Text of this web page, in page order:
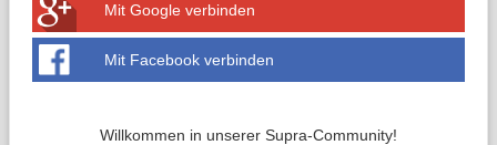
Mit Google verbinden
Mit Facebook verbinden
Willkommen in unserer Supra-Community!